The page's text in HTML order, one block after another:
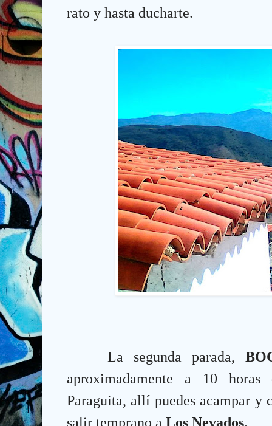
rato y hasta ducharte.
La segunda parada,
aproximadamente a 10
Paraguita, allí puedes acampar y
salir temprano a Los Nevados.